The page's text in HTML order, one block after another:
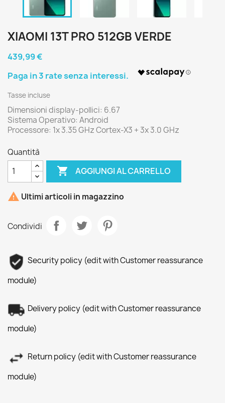
XIAOMI 13T PRO 512GB VERDE
439,99 €
Tasse incluse
Dimensioni display-pollici: 6.67
Sistema Operativo: Android
Processore: 1x 3.35 GHz Cortex-X3 + 3x 3.0 GHz
Quantità
 AGGIUNGI AL CARRELLO
 Ultimi articoli in magazzino
Condividi
Security policy (edit with Customer reassurance
module)
Delivery policy (edit with Customer reassurance
module)
Return policy (edit with Customer reassurance
module)